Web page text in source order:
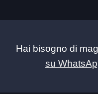
Hai bisogno di
su